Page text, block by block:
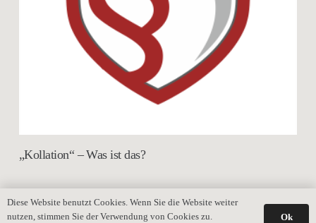
„Kollation“ – Was ist das?
Diese Website benutzt Cookies. Wenn Sie die Website weiter
nutzen, stimmen Sie der Verwendung von Cookies zu.
Ok